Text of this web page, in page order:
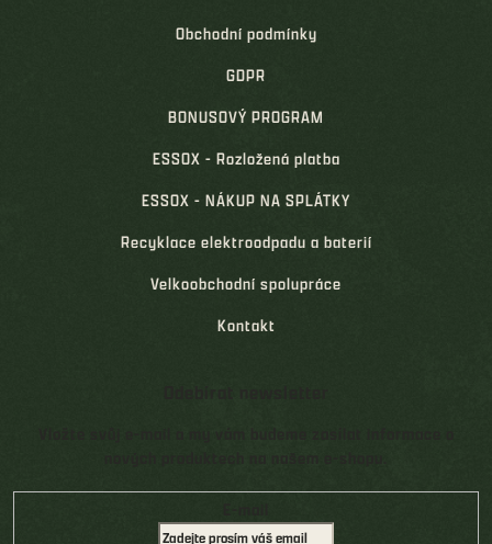
Obchodní podmínky
GDPR
BONUSOVÝ PROGRAM
ESSOX - Rozložená platba
ESSOX - NÁKUP NA SPLÁTKY
Recyklace elektroodpadu a baterií
Velkoobchodní spolupráce
Kontakt